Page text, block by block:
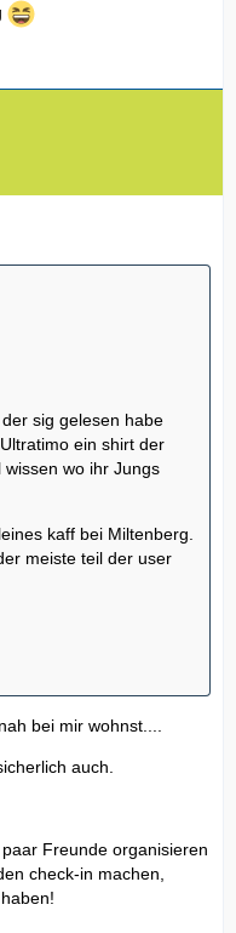
sig gelesen habe
ein shirt der
wo ihr Jungs
kaff bei Miltenberg.
meiste teil der user
bei mir wohnst....
auch.
Freunde organisieren
check-in machen,